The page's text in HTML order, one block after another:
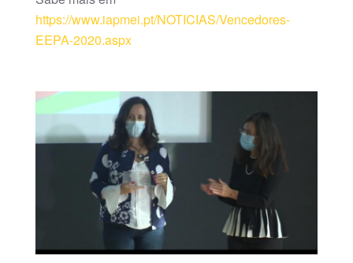
https://www.iapmei.pt/NOTICIAS/Vencedores-
EEPA-2020.aspx